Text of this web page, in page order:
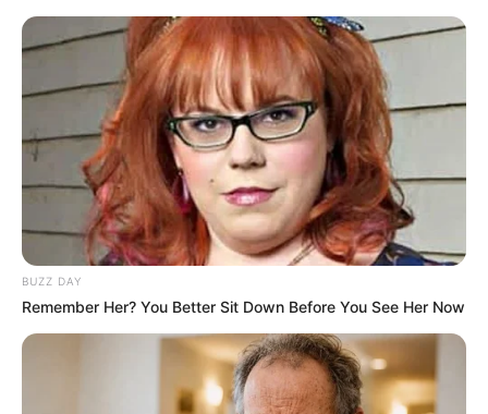
Σύμφωνα με το δικό τους site:
Είμαστε εθελοντές επιστήμονες και
BUZZ DAY
Remember Her? You Better Sit Down Before You See Her Now